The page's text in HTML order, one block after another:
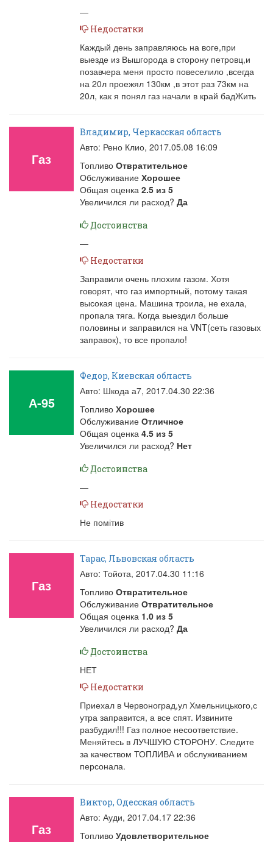
—
Недостатки
Каждый день заправляюсь на воге,при
выезде из Вышгорода в сторону петровц,и
позавчера меня просто повеселило ,всегда
на 20л проежял 130км ,в этот раз 73км на
20л, как я понял газ начали в край бадЖить
Газ
Владимир, Черкасская область
Авто: Рено Клио, 2017.05.08 16:09
Топливо Отвратительное
Обслуживание Хорошее
Общая оценка 2.5 из 5
Увеличился ли расход? Да
Достоинства
—
Недостатки
Заправили очень плохим газом. Хотя
говорят, что газ импортный, потому такая
высокая цена. Машина троила, не ехала,
пропала тяга. Когда выездил больше
половины и заправился на VNT(сеть газовых
заправок), то все пропало!
А-95
Федор, Киевская область
Авто: Шкода а7, 2017.04.30 22:36
Топливо Хорошее
Обслуживание Отличное
Общая оценка 4.5 из 5
Увеличился ли расход? Нет
Достоинства
—
Недостатки
Не помітив
Газ
Тарас, Львовская область
Авто: Тойота, 2017.04.30 11:16
Топливо Отвратительное
Обслуживание Отвратительное
Общая оценка 1.0 из 5
Увеличился ли расход? Да
Достоинства
НЕТ
Недостатки
Приехал в Червоноград,ул Хмельницького,с
утра заправится, а все спят. Извините
разбудил!!! Газ полное несоответствие.
Меняйтесь в ЛУЧШУЮ СТОРОНУ. Следите
за качеством ТОПЛИВА и обслуживанием
персонала.
Газ
Виктор, Одесская область
Авто: Ауди, 2017.04.17 22:36
Топливо Удовлетворительное